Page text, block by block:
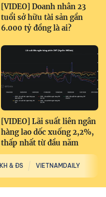
[VIDEO] Doanh nhân 23
tuổi sở hữu tài sản gần
6.000 tỷ đồng là ai?
[VIDEO] Lãi suất liên ngân
hàng lao dốc xuống 2,2%,
thấp nhất từ đầu năm
KH & ĐS VIETNAMDAILY